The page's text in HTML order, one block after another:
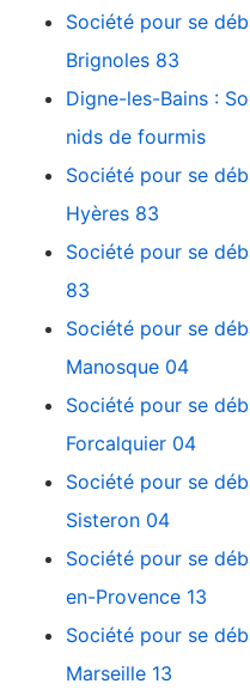
Société pour se
Brignoles 83
Digne-les-Bains :
nids de fourmis
Société pour se
Hyères 83
Société pour se
83
Société pour se
Manosque 04
Société pour se
Forcalquier 04
Société pour se
Sisteron 04
Société pour se
en-Provence 13
Société pour se
Marseille 13